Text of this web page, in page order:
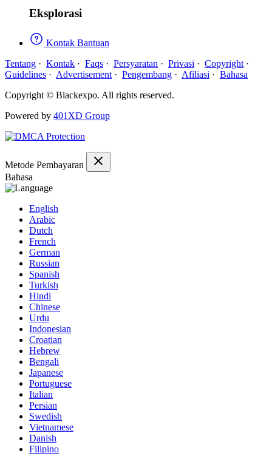
Eksplorasi
Kontak Bantuan
Tentang · Kontak · Faqs · Persyaratan · Privasi · Copyright ·
Guidelines · Advertisement · Pengembang · Afiliasi · Bahasa
Copyright © Blackexpo. All rights reserved.
Powered by 401XD Group
Metode Pembayaran
Bahasa
English
Arabic
Dutch
French
German
Russian
Spanish
Turkish
Hindi
Chinese
Urdu
Indonesian
Croatian
Hebrew
Bengali
Japanese
Portuguese
Italian
Persian
Swedish
Vietnamese
Danish
Filipino